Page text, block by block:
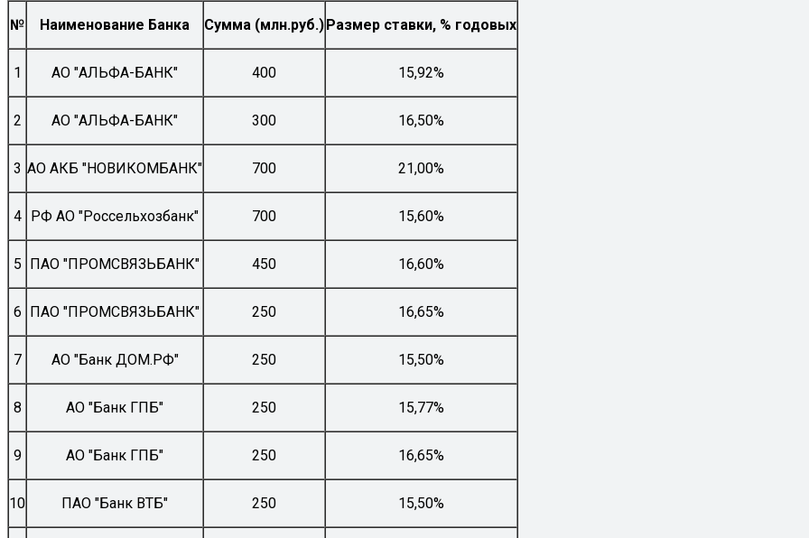
№ Наименование Банка Сумма (млн.руб.)Размер ставки, % годовых
1 АО "АЛЬФА-БАНК" 400 15,92%
2 АО "АЛЬФА-БАНК" 300 16,50%
3 АО АКБ "НОВИКОМБАНК" 700 21,00%
4 РФ АО "Россельхозбанк" 700 15,60%
5 ПАО "ПРОМСВЯЗЬБАНК" 450 16,60%
6 ПАО "ПРОМСВЯЗЬБАНК" 250 16,65%
7 АО "Банк ДОМ.РФ" 250 15,50%
8 АО "Банк ГПБ" 250 15,77%
9 АО "Банк ГПБ" 250 16,65%
10 ПАО "Банк ВТБ" 250 15,50%